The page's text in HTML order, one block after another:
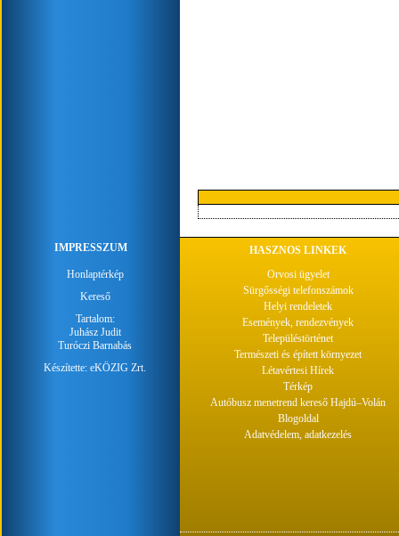
IMPRESSZUM
Honlaptérkép
Kereső
Tartalom:
Juhász Judit
Turóczi Barnabás
Készítette:eKÖZIG Zrt.
HASZNOS LINKEK
Orvosi ügyelet
Sürgősségi telefonszámok
Helyi rendeletek
Események, rendezvények
Településtörténet
Természeti és épített környezet
Létavértesi Hírek
Térkép
Autóbusz menetrend kereső Hajdú–Volán
Blogoldal
Adatvédelem, adatkezelés